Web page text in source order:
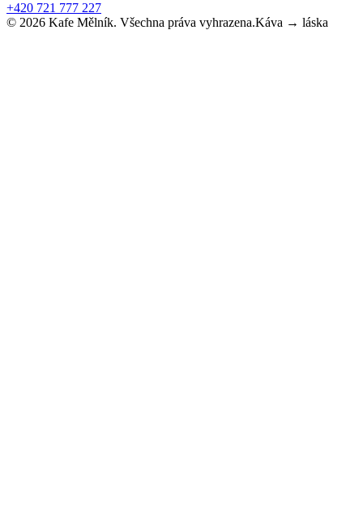
+420 721 777 227
© 2026 Kafe Mělník. Všechna práva vyhrazena.Káva → láska